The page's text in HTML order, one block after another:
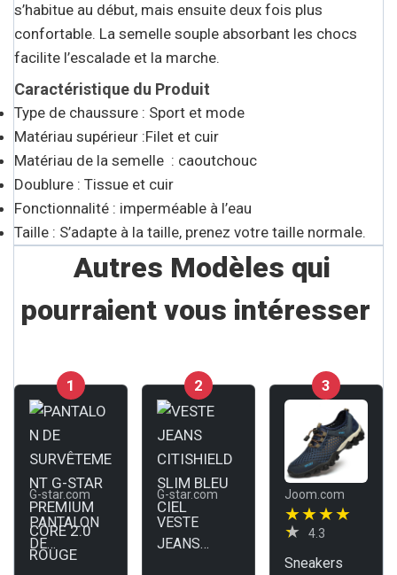
s’habitue au début, mais ensuite deux fois plus
confortable. La semelle souple absorbant les chocs
facilite l’escalade et la marche.
Caractéristique du Produit
Type de chaussure : Sport et mode
Matériau supérieur :Filet et cuir
Matériau de la semelle : caoutchouc
Doublure : Tissue et cuir
Fonctionnalité : imperméable à l’eau
Taille : S’adapte à la taille, prenez votre taille normale.
Autres Modèles qui
pourraient vous intéresser
1
G-star.com
PANTALON
DE
SURVÊTEME
2
G-star.com
VESTE
JEANS
3
Joom.com
4.3
Sneakers